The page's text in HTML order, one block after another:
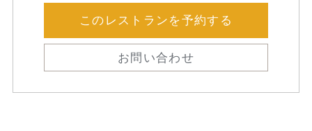
このレストランを予約する
お問い合わせ